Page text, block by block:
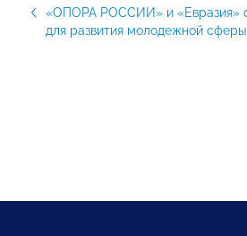
«ОПОРА РОССИИ» и «Евразия»
для развития молодежной сферы